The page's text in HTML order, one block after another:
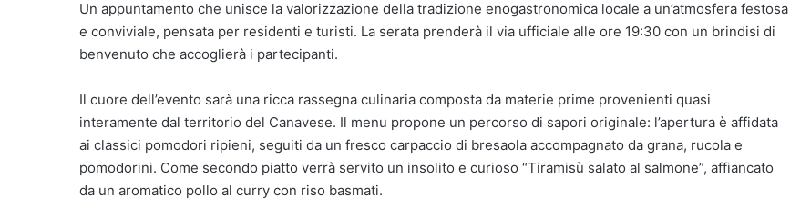
Un appuntamento che unisce la valorizzazione della tradizione enogastronomica locale a un’atmosfera festosa
e conviviale, pensata per residenti e turisti. La serata prenderà il via ufficiale alle ore 19:30 con un brindisi di
benvenuto che accoglierà i partecipanti.
Il cuore dell’evento sarà una ricca rassegna culinaria composta da materie prime provenienti quasi
interamente dal territorio del Canavese. Il menu propone un percorso di sapori originale: l’apertura è affidata
ai classici pomodori ripieni, seguiti da un fresco carpaccio di bresaola accompagnato da grana, rucola e
pomodorini. Come secondo piatto verrà servito un insolito e curioso “Tiramisù salato al salmone”, affiancato
da un aromatico pollo al curry con riso basmati.